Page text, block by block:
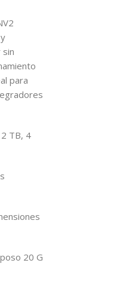
para
TB, 4
20 G